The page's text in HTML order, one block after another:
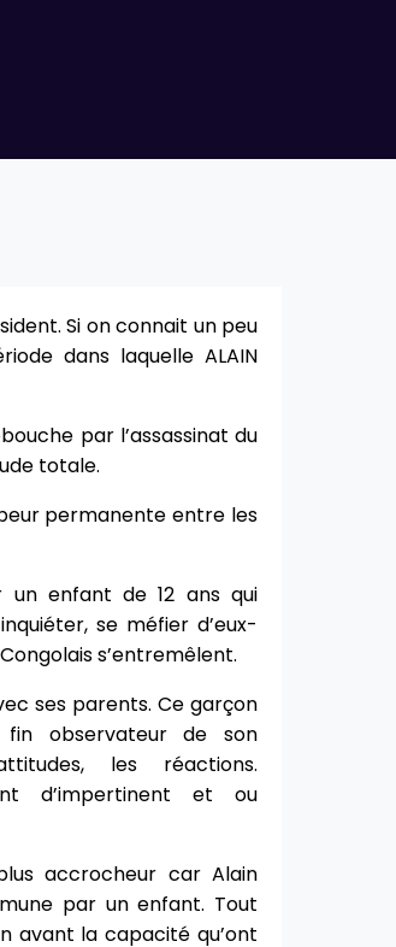
Si on connait un peu
dans laquelle ALAIN
par l’assassinat du
totale.
permanente entre les
un enfant de 12 ans qui
se méfier d’eux-
s’entremêlent.
ses parents. Ce garçon
observateur de son
les réactions.
d’impertinent et ou
accrocheur car Alain
par un enfant. Tout
avant la capacité qu’ont